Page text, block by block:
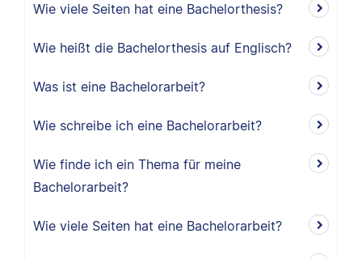
Wie viele Seiten hat eine Bachelorthesis?
Wie heißt die Bachelorthesis auf Englisch?
Was ist eine Bachelorarbeit?
Wie schreibe ich eine Bachelorarbeit?
Wie finde ich ein Thema für meine
Bachelorarbeit?
Wie viele Seiten hat eine Bachelorarbeit?